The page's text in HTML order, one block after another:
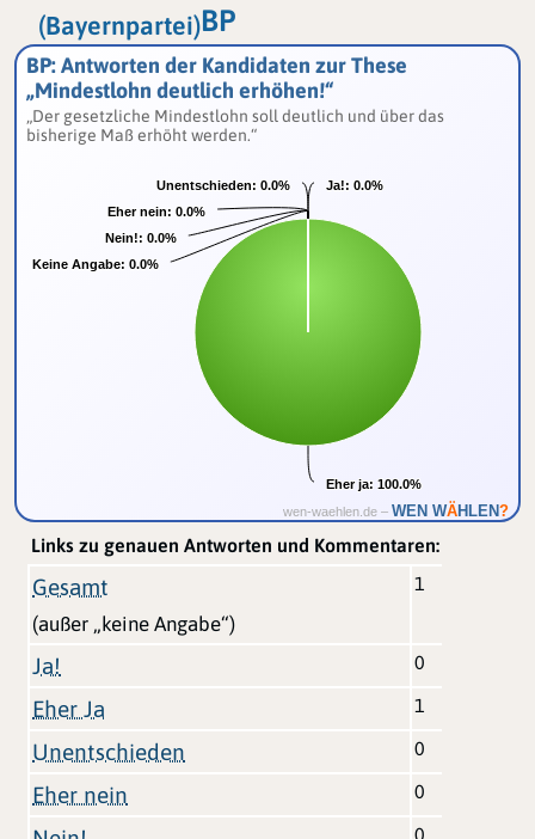
BP
(Bayernpartei)
Ja!: 0.0%
Ja!: 0.0%
Eher ja: 100.0%
Eher ja: 100.0%
Unentschieden: 0.0%
Unentschieden: 0.0%
Eher nein: 0.0%
Eher nein: 0.0%
Nein!: 0.0%
Nein!: 0.0%
Keine Angabe: 0.0%
Keine Angabe: 0.0%
wen-waehlen.de – WEN WÄHLEN?
BP: Antworten der Kandidaten zur These
„Mindestlohn deutlich erhöhen!“
„Der gesetzliche Mindestlohn soll deutlich und über das
bisherige Maß erhöht werden.“
Links zu genauen Antworten und Kommentaren:
Gesamt
(außer „keine Angabe“)
1
Ja! 0
Eher Ja 1
Unentschieden 0
Eher nein 0
0